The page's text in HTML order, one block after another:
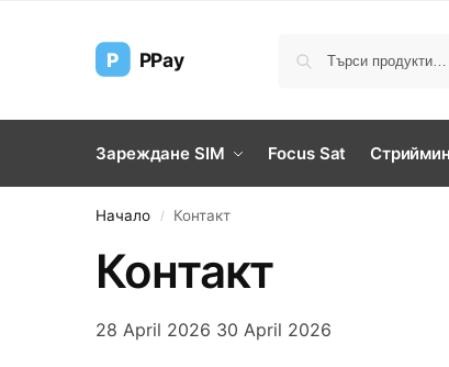
P PPay
Зареждане SIM Focus Sat
Начало / Контакт
Контакт
28 April 2026 30 April 2026